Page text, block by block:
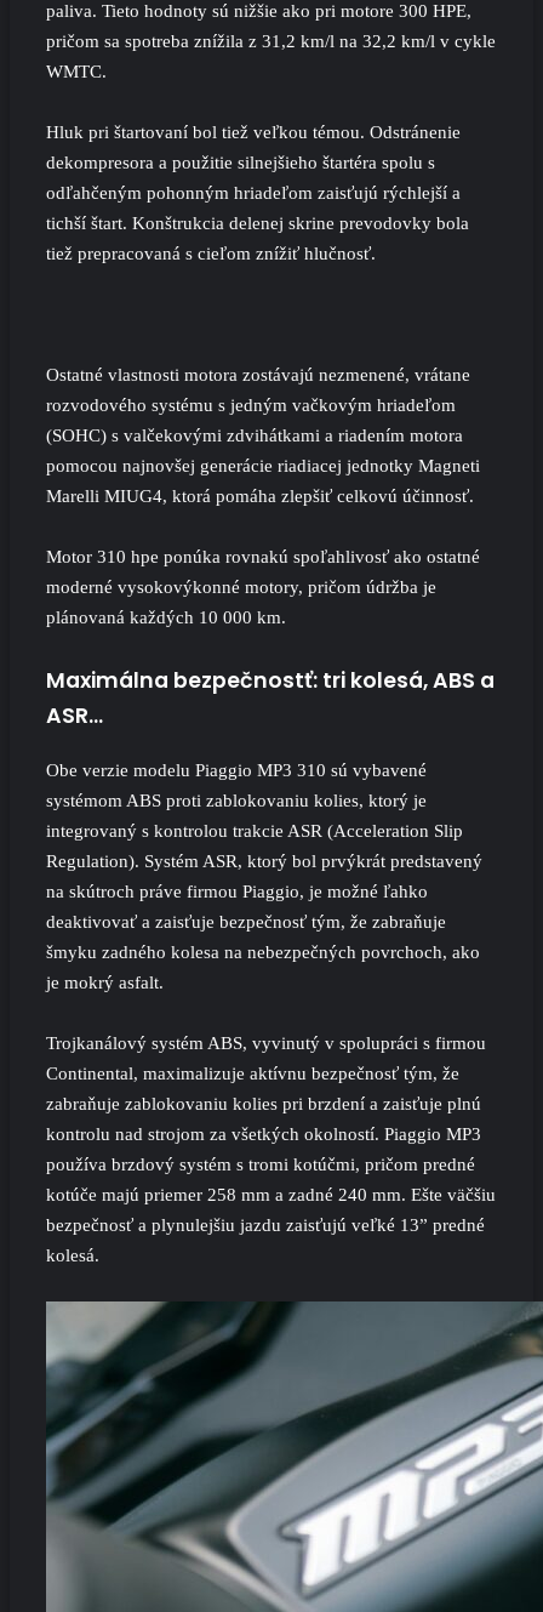
paliva. Tieto hodnoty sú nižšie ako pri motore 300 HPE,
pričom sa spotreba znížila z 31,2 km/l na 32,2 km/l v cykle
WMTC.
Hluk pri štartovaní bol tiež veľkou témou. Odstránenie
dekompresora a použitie silnejšieho štartéra spolu s
odľahčeným pohonným hriadeľom zaisťujú rýchlejší a
tichší štart. Konštrukcia delenej skrine prevodovky bola
tiež prepracovaná s cieľom znížiť hlučnosť.
Ostatné vlastnosti motora zostávajú nezmenené, vrátane
rozvodového systému s jedným vačkovým hriadeľom
(SOHC) s valčekovými zdvihátkami a riadením motora
pomocou najnovšej generácie riadiacej jednotky Magneti
Marelli MIUG4, ktorá pomáha zlepšiť celkovú účinnosť.
Motor 310 hpe ponúka rovnakú spoľahlivosť ako ostatné
moderné vysokovýkonné motory, pričom údržba je
plánovaná každých 10 000 km.
Maximálna bezpečnostť: tri kolesá, ABS a
ASR…
Obe verzie modelu Piaggio MP3 310 sú vybavené
systémom ABS proti zablokovaniu kolies, ktorý je
integrovaný s kontrolou trakcie ASR (Acceleration Slip
Regulation). Systém ASR, ktorý bol prvýkrát predstavený
na skútroch práve firmou Piaggio, je možné ľahko
deaktivovať a zaisťuje bezpečnosť tým, že zabraňuje
šmyku zadného kolesa na nebezpečných povrchoch, ako
je mokrý asfalt.
Trojkanálový systém ABS, vyvinutý v spolupráci s firmou
Continental, maximalizuje aktívnu bezpečnosť tým, že
zabraňuje zablokovaniu kolies pri brzdení a zaisťuje plnú
kontrolu nad strojom za všetkých okolností. Piaggio MP3
používa brzdový systém s tromi kotúčmi, pričom predné
kotúče majú priemer 258 mm a zadné 240 mm. Ešte väčšiu
bezpečnosť a plynulejšiu jazdu zaisťujú veľké 13” predné
kolesá.